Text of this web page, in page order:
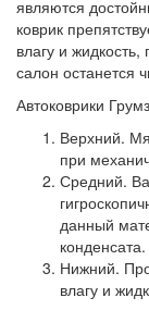
являются
коврик
влагу и
салон останется
Автоковрики
Верхний.
при
Средний.
данный
конденсата.
Нижний.
влагу и